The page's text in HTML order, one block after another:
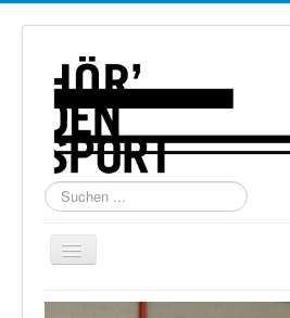
Suchen
...
Navigation
Home